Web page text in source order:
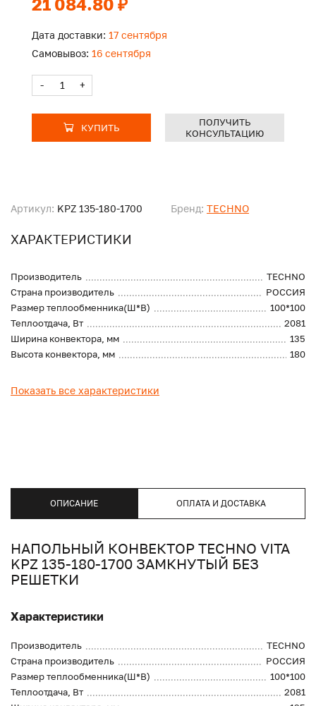
Артикул: KPZ 135-180-1700 Бренд: TECHNO
ХАРАКТЕРИСТИКИ
Производитель
TECHNO
Страна производитель
РОССИЯ
Размер теплообменника(Ш*В)
100*100
Теплоотдача, Вт
2081
Ширина конвектора, мм
135
Высота конвектора, мм
180
Показать все характеристики
Дата доставки: 17 сентября
Самовывоз: 16 сентября
- +
КУПИТЬ
ПОЛУЧИТЬ
КОНСУЛЬТАЦИЮ
ОПИСАНИЕ ОПЛАТА И ДОСТАВКА
НАПОЛЬНЫЙ КОНВЕКТОР TECHNO VITA
KPZ 135-180-1700 ЗАМКНУТЫЙ БЕЗ
РЕШЕТКИ
Характеристики
Производитель
TECHNO
Страна производитель
РОССИЯ
Размер теплообменника(Ш*В)
100*100
Теплоотдача, Вт
2081